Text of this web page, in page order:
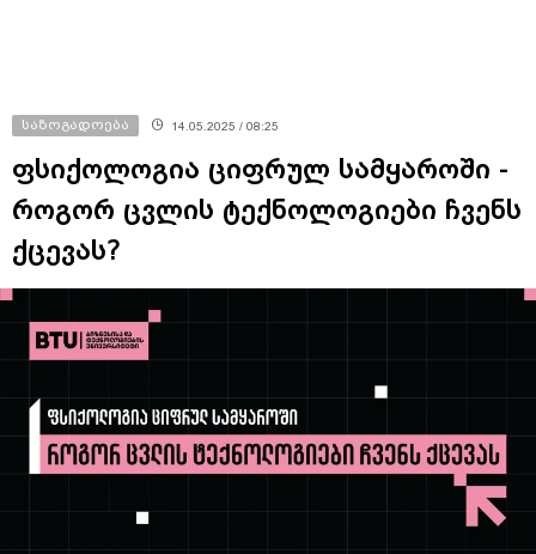
საზოგადოება 14.05.2025 / 08:25
ფსიქოლოგია ციფრულ სამყაროში -
როგორ ცვლის ტექნოლოგიები ჩვენს
ქცევას?